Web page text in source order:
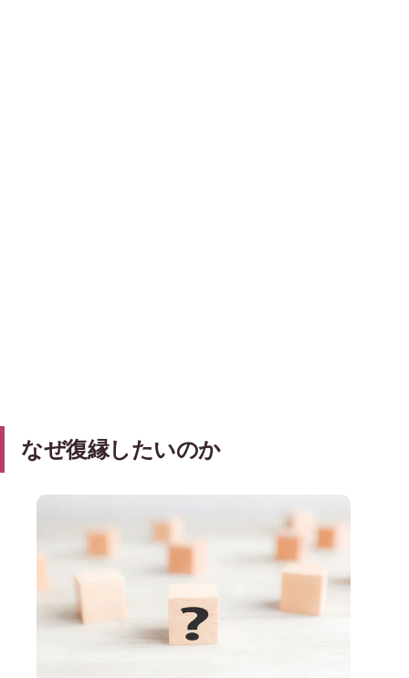
なぜ復縁したいのか